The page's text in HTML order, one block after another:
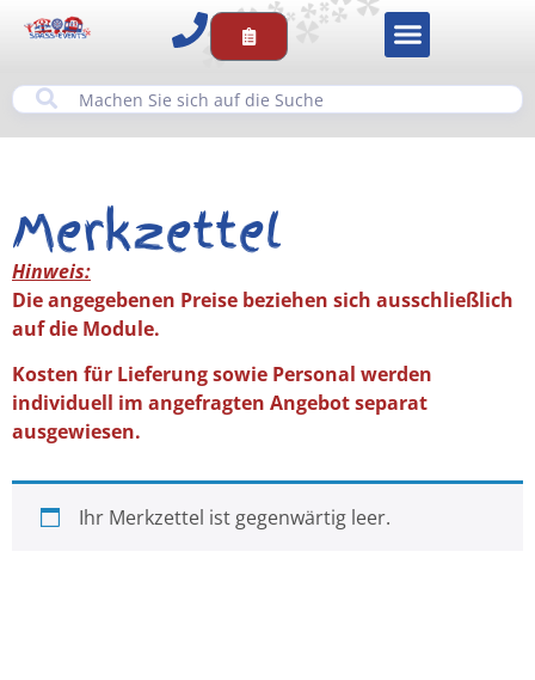
Merkzettel
Hinweis:
Die angegebenen Preise beziehen sich ausschließlich
auf die Module.
Kosten für Lieferung sowie Personal werden
individuell im angefragten Angebot separat
ausgewiesen.
Ihr Merkzettel ist gegenwärtig leer.